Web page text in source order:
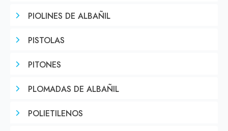
PIOLINES DE ALBAÑIL
PISTOLAS
PITONES
PLOMADAS DE ALBAÑIL
POLIETILENOS